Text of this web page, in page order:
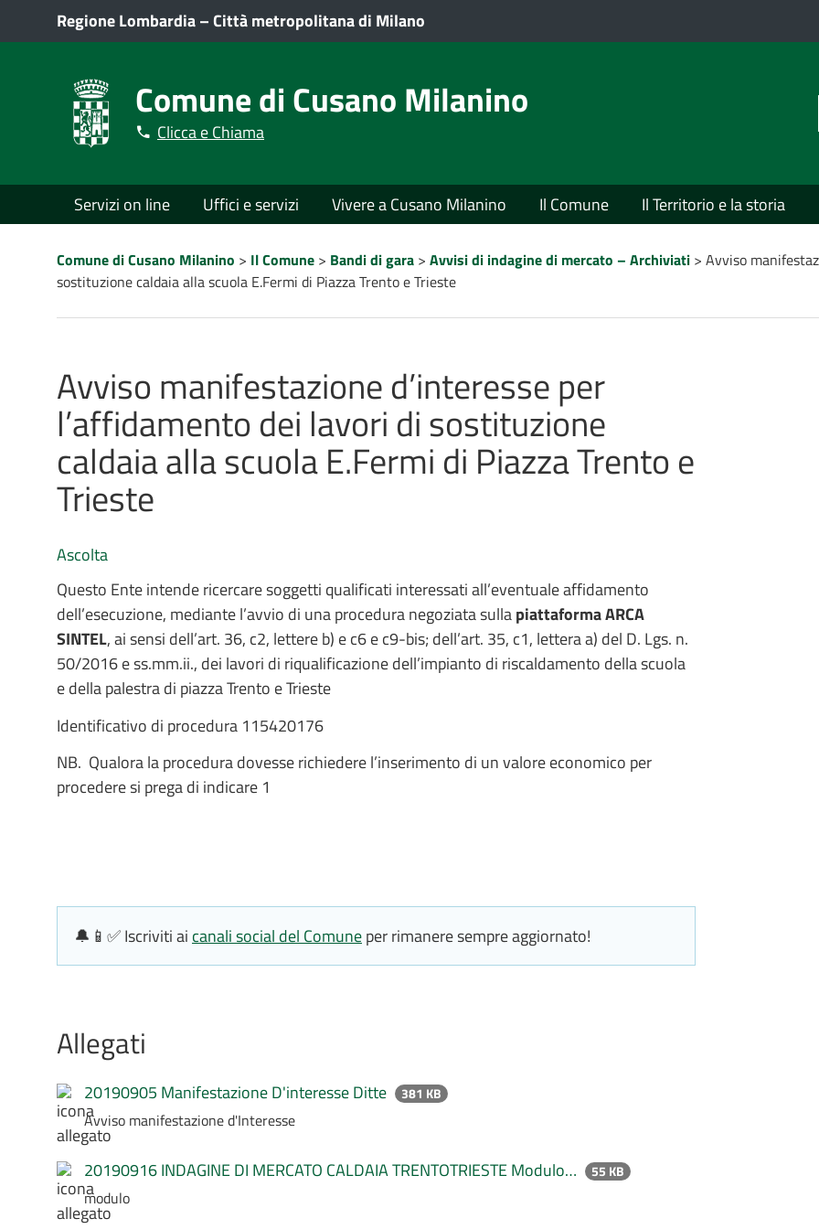
Regione Lombardia–Città metropolitana di Milano
Comune di Cusano Milanino
Clicca e Chiama
Menù
principaleServizi on line Uffici e servizi Vivere a Cusano Milanino Il Comune Il Territorio e la storia
Percorso
a
"briciole
Comune di Cusano Milanino > Il Comune > Bandi di gara > Avvisi di indagine di mercato – Archiviati > Avviso
sostituzione caldaia alla scuola E.Fermi di Piazza Trento e Trieste
Avviso manifestazione d’interesse per
l’affidamento dei lavori di sostituzione
caldaia alla scuola E.Fermi di Piazza Trento e
Trieste
Ascolta
Questo Ente intende ricercare soggetti qualificati interessati all’eventuale affidamento
dell’esecuzione, mediante l’avvio di una procedura negoziata sullapiattaforma ARCA
SINTEL, ai sensi dell’art. 36, c2, lettere b) e c6 e c9-bis; dell’art. 35, c1, lettera a) del D. Lgs. n.
50/2016 e ss.mm.ii., dei lavori di riqualificazione dell’impianto di riscaldamento della scuola
e della palestra di piazza Trento e Trieste
Identificativo di procedura 115420176
NB. Qualora la procedura dovesse richiedere l’inserimento di un valore economico per
procedere si prega di indicare 1
🔔📱✅ Iscriviti ai canali social del Comuneper rimanere sempre aggiornato!
Allegati
20190905 Manifestazione D'interesse Ditte 381 KB
Avviso manifestazione d'Interesse
20190916 INDAGINE DI MERCATO CALDAIA TRENTOTRIESTE Modulo… 55 KB
modulo